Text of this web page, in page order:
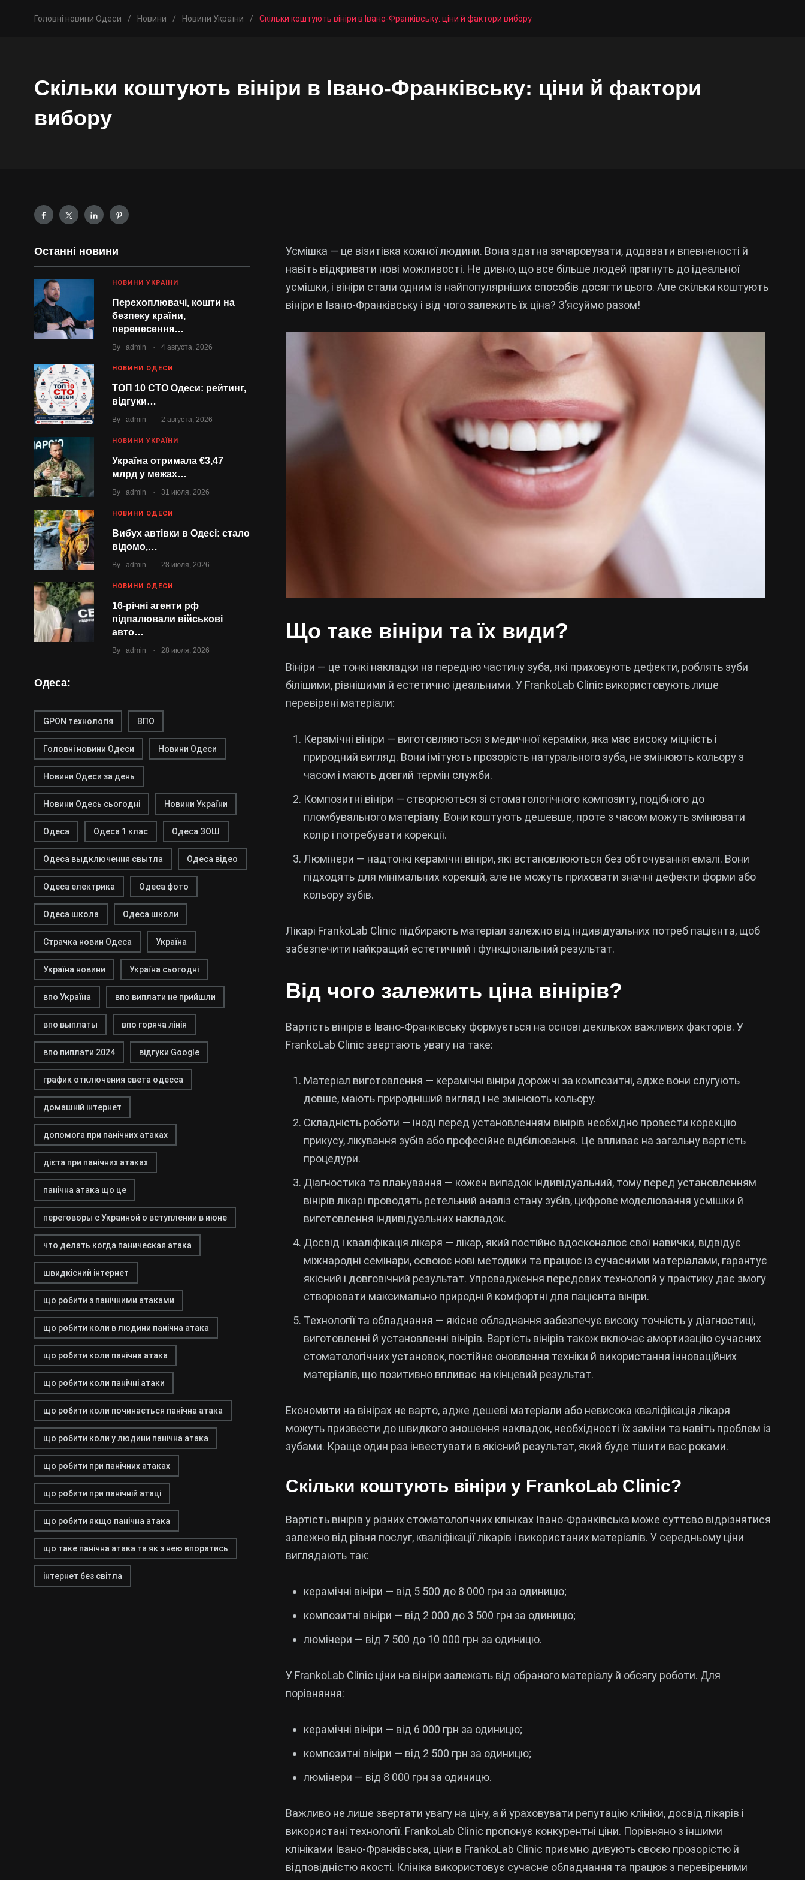
Головні новини Одеси / Новини / Новини України / Скільки коштують вініри в Івано-Франківську: ціни й фактори вибору
Скільки коштують вініри в Івано-Франківську: ціни й фактори
вибору
Останні новини
НОВИНИ УКРАЇНИ
Перехоплювачі, кошти на
безпеку країни,
перенесення…
By admin . 4 августа, 2026
НОВИНИ ОДЕСИ
ТОП 10 СТО Одеси: рейтинг,
відгуки…
By admin . 2 августа, 2026
НОВИНИ УКРАЇНИ
Україна отримала €3,47
млрд у межах…
By admin . 31 июля, 2026
НОВИНИ ОДЕСИ
Вибух автівки в Одесі: стало
відомо,…
By admin . 28 июля, 2026
НОВИНИ ОДЕСИ
16-річні агенти рф
підпалювали військові
авто…
By admin . 28 июля, 2026
Одеса:
GPON технологія ВПО
Головні новини Одеси Новини Одеси
Новини Одеси за день
Новини Одесь сьогодні Новини України
Одеса Одеса 1 клас Одеса ЗОШ
Одеса выдключення свытла Одеса відео
Одеса електрика Одеса фото
Одеса школа Одеса школи
Страчка новин Одеса Україна
Україна новини Україна сьогодні
впо Україна впо виплати не прийшли
впо выплаты впо горяча лінія
впо пиплати 2024 відгуки Google
график отключения света одесса
домашній інтернет
допомога при панічних атаках
дієта при панічних атаках
панічна атака що це
переговоры с Украиной о вступлении в июне
что делать когда паническая атака
швидкісний інтернет
що робити з панічними атаками
що робити коли в людини панічна атака
що робити коли панічна атака
що робити коли панічні атаки
що робити коли починається панічна атака
що робити коли у людини панічна атака
що робити при панічних атаках
що робити при панічній атаці
що робити якщо панічна атака
що таке панічна атака та як з нею впоратись
інтернет без світла
Усмішка — це візитівка кожної людини. Вона здатна зачаровувати, додавати впевненості й
навіть відкривати нові можливості. Не дивно, що все більше людей прагнуть до ідеальної
усмішки, і вініри стали одним із найпопулярніших способів досягти цього. Але скільки коштують
вініри в Івано-Франківську і від чого залежить їх ціна? З’ясуймо разом!
Що таке вініри та їх види?
Вініри — це тонкі накладки на передню частину зуба, які приховують дефекти, роблять зуби
білішими, рівнішими й естетично ідеальними. У FrankoLab Clinic використовують лише
перевірені матеріали:
Керамічні вініри — виготовляються з медичної кераміки, яка має високу міцність і
природний вигляд. Вони імітують прозорість натурального зуба, не змінюють кольору з
часом і мають довгий термін служби.
Композитні вініри — створюються зі стоматологічного композиту, подібного до
пломбувального матеріалу. Вони коштують дешевше, проте з часом можуть змінювати
колір і потребувати корекції.
Люмінери — надтонкі керамічні вініри, які встановлюються без обточування емалі. Вони
підходять для мінімальних корекцій, але не можуть приховати значні дефекти форми або
кольору зубів.
Лікарі FrankoLab Clinic підбирають матеріал залежно від індивідуальних потреб пацієнта, щоб
забезпечити найкращий естетичний і функціональний результат.
Від чого залежить ціна вінірів?
Вартість вінірів в Івано-Франківську формується на основі декількох важливих факторів. У
FrankoLab Clinic звертають увагу на таке:
Матеріал виготовлення — керамічні вініри дорожчі за композитні, адже вони слугують
довше, мають природніший вигляд і не змінюють кольору.
Складність роботи — іноді перед установленням вінірів необхідно провести корекцію
прикусу, лікування зубів або професійне відбілювання. Це впливає на загальну вартість
процедури.
Діагностика та планування — кожен випадок індивідуальний, тому перед установленням
вінірів лікарі проводять ретельний аналіз стану зубів, цифрове моделювання усмішки й
виготовлення індивідуальних накладок.
Досвід і кваліфікація лікаря — лікар, який постійно вдосконалює свої навички, відвідує
міжнародні семінари, освоює нові методики та працює із сучасними матеріалами, гарантує
якісний і довговічний результат. Упровадження передових технологій у практику дає змогу
створювати максимально природні й комфортні для пацієнта вініри.
Технології та обладнання — якісне обладнання забезпечує високу точність у діагностиці,
виготовленні й установленні вінірів. Вартість вінірів також включає амортизацію сучасних
стоматологічних установок, постійне оновлення техніки й використання інноваційних
матеріалів, що позитивно впливає на кінцевий результат.
Економити на вінірах не варто, адже дешеві матеріали або невисока кваліфікація лікаря
можуть призвести до швидкого зношення накладок, необхідності їх заміни та навіть проблем із
зубами. Краще один раз інвестувати в якісний результат, який буде тішити вас роками.
Скільки коштують вініри у FrankoLab Clinic?
Вартість вінірів у різних стоматологічних клініках Івано-Франківська може суттєво відрізнятися
залежно від рівня послуг, кваліфікації лікарів і використаних матеріалів. У середньому ціни
виглядають так:
керамічні вініри — від 5 500 до 8 000 грн за одиницю;
композитні вініри — від 2 000 до 3 500 грн за одиницю;
люмінери — від 7 500 до 10 000 грн за одиницю.
У FrankoLab Clinic ціни на вініри залежать від обраного матеріалу й обсягу роботи. Для
порівняння:
керамічні вініри — від 6 000 грн за одиницю;
композитні вініри — від 2 500 грн за одиницю;
люмінери — від 8 000 грн за одиницю.
Важливо не лише звертати увагу на ціну, а й ураховувати репутацію клініки, досвід лікарів і
використані технології. FrankoLab Clinic пропонує конкурентні ціни. Порівняно з іншими
клініками Івано-Франківська, ціни в FrankoLab Clinic приємно дивують своєю прозорістю й
відповідністю якості. Клініка використовує сучасне обладнання та працює з перевіреними